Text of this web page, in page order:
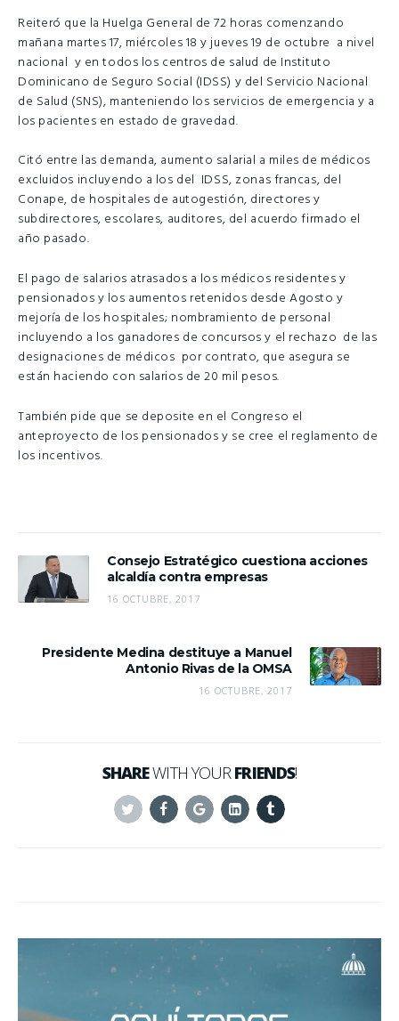
Reiteró que la Huelga General de 72 horas comenzando
mañana martes 17, miércoles 18 y jueves 19 de octubre a nivel
nacional y en todos los centros de salud de Instituto
Dominicano de Seguro Social (IDSS) y del Servicio Nacional
de Salud (SNS), manteniendo los servicios de emergencia y a
los pacientes en estado de gravedad.
Citó entre las demanda, aumento salarial a miles de médicos
excluidos incluyendo a los del IDSS, zonas francas, del
Conape, de hospitales de autogestión, directores y
subdirectores, escolares, auditores, del acuerdo firmado el
año pasado.
El pago de salarios atrasados a los médicos residentes y
pensionados y los aumentos retenidos desde Agosto y
mejoría de los hospitales; nombramiento de personal
incluyendo a los ganadores de concursos y el rechazo de las
designaciones de médicos por contrato, que asegura se
están haciendo con salarios de 20 mil pesos.
También pide que se deposite en el Congreso el
anteproyecto de los pensionados y se cree el reglamento de
los incentivos.
Consejo Estratégico cuestiona acciones
alcaldía contra empresas
16 OCTUBRE, 2017
Presidente Medina destituye a Manuel
Antonio Rivas de la OMSA
16 OCTUBRE, 2017
SHAREWITH YOURFRIENDS!